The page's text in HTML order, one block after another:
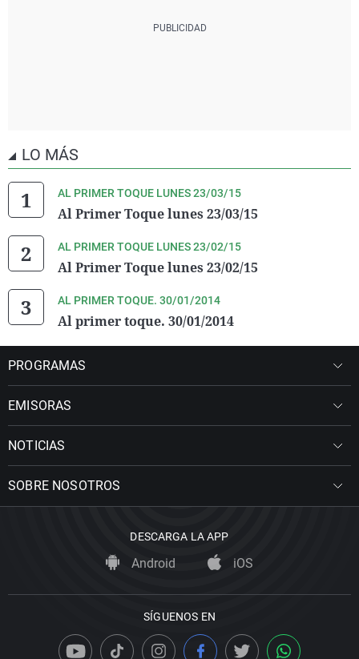
LO MÁS
AL PRIMER TOQUE LUNES 23/03/15
Al Primer Toque lunes 23/03/15
AL PRIMER TOQUE LUNES 23/02/15
Al Primer Toque lunes 23/02/15
AL PRIMER TOQUE. 30/01/2014
Al primer toque. 30/01/2014
PROGRAMAS
EMISORAS
NOTICIAS
SOBRE NOSOTROS
DESCARGA LA APP
Android iOS
SÍGUENOS EN